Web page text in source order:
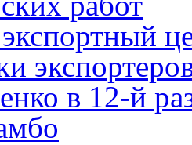
в 12-й